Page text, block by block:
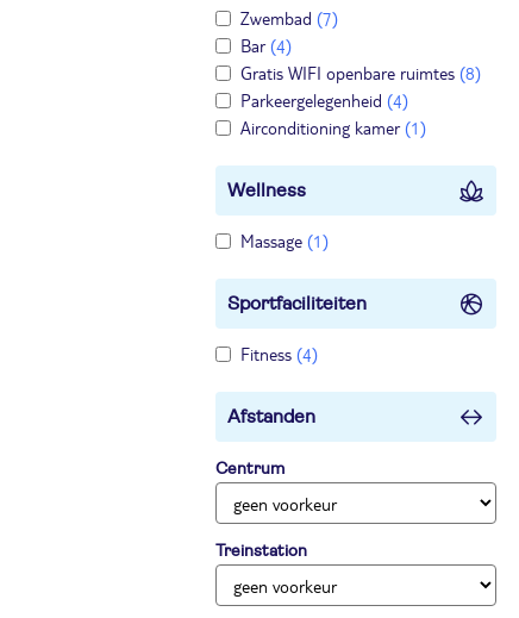
Zwembad (7)
Bar(4)
Gratis WIFI openbare ruimtes (8)
Parkeergelegenheid (4)
Airconditioning kamer(1)
Wellness
Massage (1)
Sportfaciliteiten
Fitness (4)
Afstanden
Centrum
Treinstation